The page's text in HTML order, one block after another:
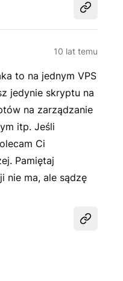
Udostępnij
10 lat temu
to na jednym VPS
jedynie skryptu na
na zarządzanie
itp. Jeśli
Ci
Pamiętaj
nie ma, ale sądzę
Udostępnij